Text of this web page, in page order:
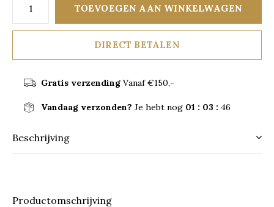
TOEVOEGEN AAN WINKELWAGEN
DIRECT BETALEN
Gratis verzendingVanaf €150,-
Vandaag verzonden? Je hebt nog 01 : 03 : 46
Beschrijving
Productomschrijving